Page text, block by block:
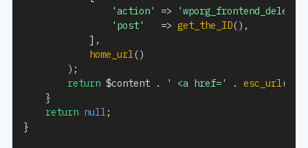
'action'
=> 'wporg_frontend_delete'
'post'
=> get_the_ID() ,
] ,
home_url ()
) ;
return $content . ' <a href=' . esc_url (
}
return null ;
}